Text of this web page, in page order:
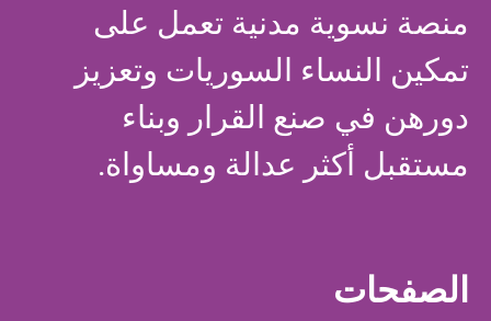
منصة نسوية مدنية تعمل على
تمكين النساء السوريات وتعزيز
دورهن في صنع القرار وبناء
مستقبل أكثر عدالة ومساواة.
الصفحات